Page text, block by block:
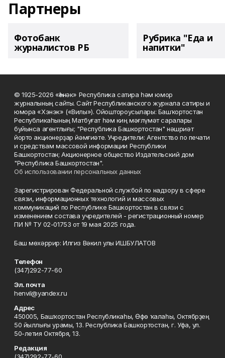
Партнеры
Фотобанк
журналистов РБ
Рубрика "Еда и
напитки"
© 1925-2026 «Һәнәк» Республика сатира һәм юмор
журналының сайты. Сайт Республиканского журнала сатиры и
юмора «Хэнэк» («Вилы»). Ойоштороусылары: Башҡортостан
Республикаһының Матбуғат һәм киң мәғлүмәт саралары
буйынса агентлығы; "Республика Башкортостан" нәшриәт
йорто акционерҙар йәмғиәте. Учредители: Агентство по печати
и средствам массовой информации Республики
Башкортостан; Акционерное общество Издательский дом
"Республика Башкортостан".
Об использовании персональных данных
Зарегистрирован Федеральной службой по надзору в сфере
связи, информационных технологий и массовых
коммуникаций по Республике Башкортостан в связи с
изменением состава учредителей - регистрационный номер
ПИ № ТУ 02-01753 от 19 мая 2025 года.
Баш мөхәррир: Илгиз Вәкил улы ИШБУЛАТОВ
Телефон
(347)292-77-60
Эл. почта
henvil@yandex.ru
Адрес
450005, Башҡортостан Республикаһы, Өфө ҡалаһы, Октябрҙең
50 йыллығы урамы, 13. Республика Башкортостан, г. Уфа, ул.
50-летия Октября, 13.
Редакция